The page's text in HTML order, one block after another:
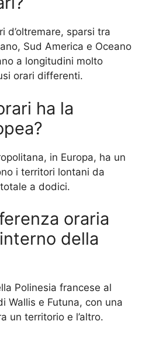
d’oltremare, sparsi tra
Sud America e Oceano
a longitudini molto
orari differenti.
ha la
in Europa, ha un
i territori lontani da
a dodici.
oraria
della
Polinesia francese al
Wallis e Futuna, con una
un territorio e l’altro.